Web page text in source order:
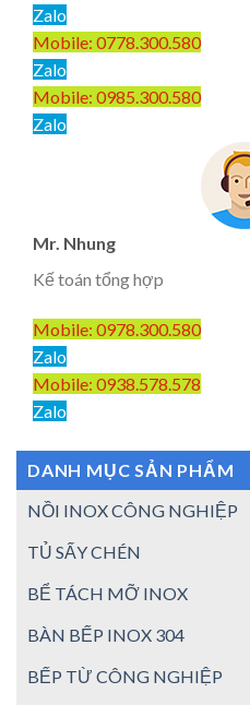
Zalo
Mobile: 0778.300.580
Zalo
Mobile: 0985.300.580
Zalo
Mr. Nhung
Kế toán tổng hợp
Mobile: 0978.300.580
Zalo
Mobile: 0938.578.578
Zalo
DANH MỤC SẢN PHẨM
NỒI INOX CÔNG NGHIỆP
TỦ SẤY CHÉN
BỂ TÁCH MỠ INOX
BÀN BẾP INOX 304
BẾP TỪ CÔNG NGHIỆP